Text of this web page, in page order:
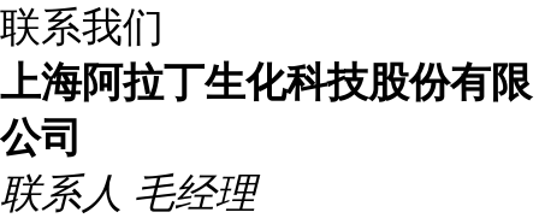
联系我们
上海阿拉丁生化科技股份有限
公司
联系人 毛经理